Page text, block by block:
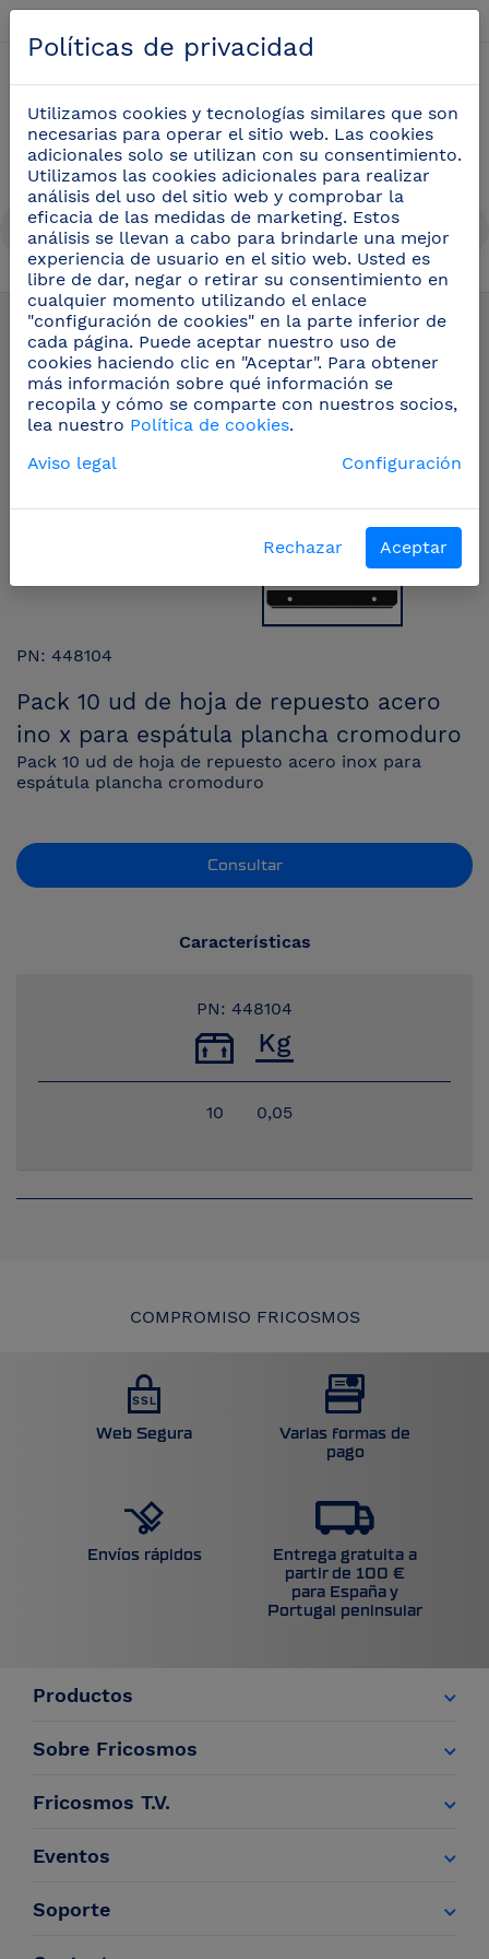
Recambios y accesorios (21)
PN: 448104
Pack 10 ud de hoja de repuesto acero
ino x para espátula plancha cromoduro
Pack 10 ud de hoja de repuesto acero inox para
espátula plancha cromoduro
Consultar
Características
PN: 448104
10 0,05
COMPROMISO FRICOSMOS
Web Segura
Varias formas de
pago
Envíos rápidos
Entrega gratuita a
partir de 100 €
para España y
Portugal peninsular
Productos
Sobre Fricosmos
Fricosmos T.V.
Eventos
Soporte
Políticas de privacidad
Utilizamos cookies y tecnologías similares que son
necesarias para operar el sitio web. Las cookies
adicionales solo se utilizan con su consentimiento.
Utilizamos las cookies adicionales para realizar
análisis del uso del sitio web y comprobar la
eficacia de las medidas de marketing. Estos
análisis se llevan a cabo para brindarle una mejor
experiencia de usuario en el sitio web. Usted es
libre de dar, negar o retirar su consentimiento en
cualquier momento utilizando el enlace
"configuración de cookies" en la parte inferior de
cada página. Puede aceptar nuestro uso de
cookies haciendo clic en "Aceptar". Para obtener
más información sobre qué información se
recopila y cómo se comparte con nuestros socios,
lea nuestro Política de cookies.
Aviso legal
Configuración
Rechazar Aceptar